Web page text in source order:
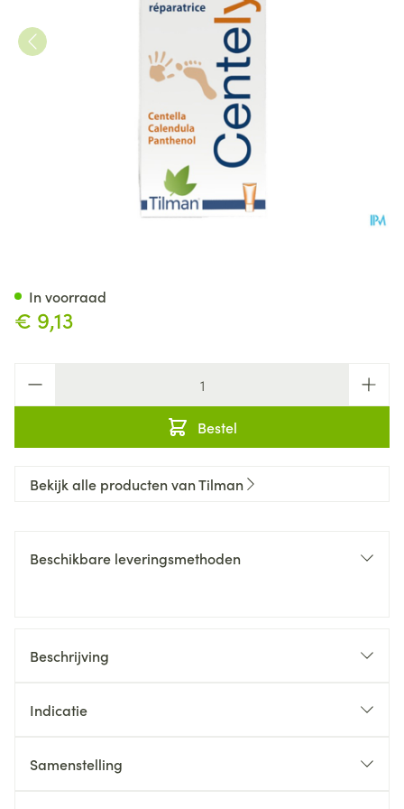
€ 9,13
Bestel
In voorraad
Bekijk alle producten van Tilman
Beschikbare leveringsmethoden
Beschrijving
Indicatie
Samenstelling